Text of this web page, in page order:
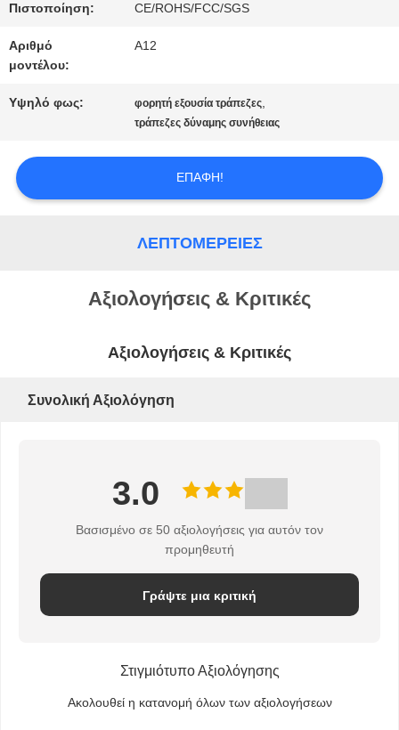
SITEMAP
POLICY
Πιστοποίηση: CE/ROHS/FCC/SGS
Αριθμό
μοντέλου:
A12
Υψηλό φως: φορητή εξουσία τράπεζες,
τράπεζες δύναμης συνήθειας
ΕΠΑΦΉ!
ΛΕΠΤΟΜΈΡΕΙΕΣ
Αξιολογήσεις & Κριτικές
Αξιολογήσεις & Κριτικές
Συνολική Αξιολόγηση
3.0
Βασισμένο σε 50 αξιολογήσεις για αυτόν τον
προμηθευτή
Γράψτε μια κριτική
Στιγμιότυπο Αξιολόγησης
Ακολουθεί η κατανομή όλων των αξιολογήσεων